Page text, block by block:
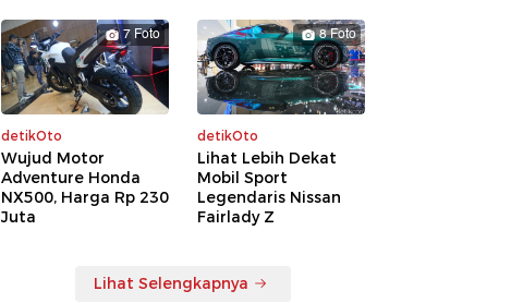
7 Foto
detikOto
Wujud Motor
Adventure Honda
NX500, Harga Rp 230
Juta
8 Foto
detikOto
Lihat Lebih Dekat
Mobil Sport
Legendaris Nissan
Fairlady Z
Lihat Selengkapnya